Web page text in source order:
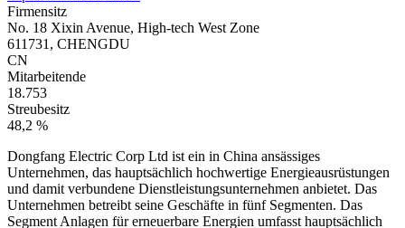
Firmensitz
No. 18 Xixin Avenue, High-tech West Zone
611731, CHENGDU
CN
Mitarbeitende
18.753
Streubesitz
48,2 %
Dongfang Electric Corp Ltd ist ein in China ansässiges
Unternehmen, das hauptsächlich hochwertige Energieausrüstungen
und damit verbundene Dienstleistungsunternehmen anbietet. Das
Unternehmen betreibt seine Geschäfte in fünf Segmenten. Das
Segment Anlagen für erneuerbare Energien umfasst hauptsächlich